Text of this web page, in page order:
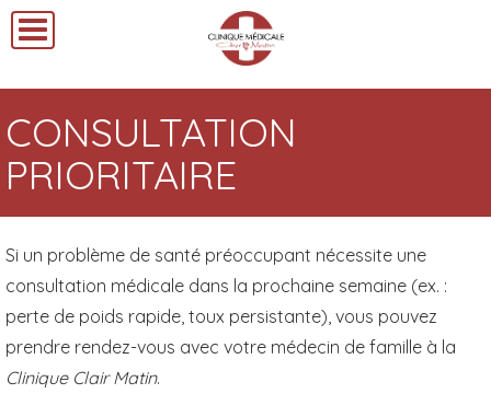
CONSULTATION
PRIORITAIRE
Si un problème de santé préoccupant nécessite une
consultation médicale dans la prochaine semaine (ex. :
perte de poids rapide, toux persistante), vous pouvez
prendre rendez-vous avec votre médecin de famille à la
Clinique Clair Matin.